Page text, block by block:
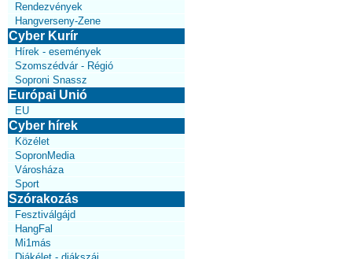
Rendezvények
Hangverseny-Zene
Cyber Kurír
Hírek - események
Szomszédvár - Régió
Soproni Snassz
Európai Unió
EU
Cyber hírek
Közélet
SopronMedia
Városháza
Sport
Szórakozás
Fesztiválgájd
HangFal
Mi1más